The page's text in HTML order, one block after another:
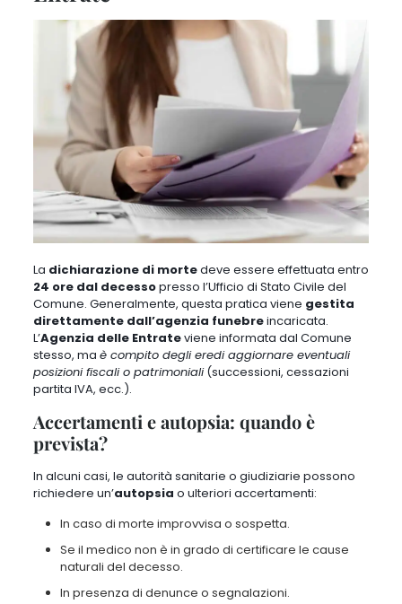
La dichiarazione di mortedeve essere effettuata entro
24 ore dal decessopresso l’Ufficio di Stato Civile del
Comune. Generalmente, questa pratica viene gestita
direttamente dall’agenzia funebreincaricata.
L’Agenzia delle Entrateviene informata dal Comune
stesso, ma è compito degli eredi aggiornare eventuali
posizioni fiscali o patrimoniali(successioni, cessazioni
partita IVA, ecc.).
Accertamenti e autopsia: quando è
prevista?
In alcuni casi, le autorità sanitarie o giudiziarie possono
richiedere un’autopsia o ulteriori accertamenti:
In caso di morte improvvisa o sospetta.
Se il medico non è in grado di certificare le cause
naturali del decesso.
In presenza di denunce o segnalazioni.